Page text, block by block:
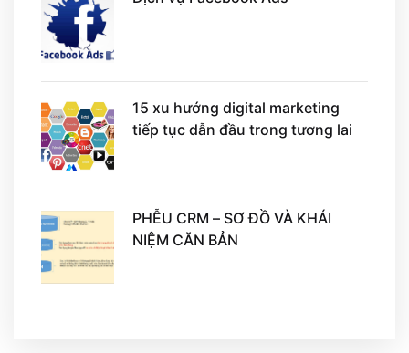
15 xu hướng digital marketing
tiếp tục dẫn đầu trong tương lai
PHỄU CRM – SƠ ĐỒ VÀ KHÁI
NIỆM CĂN BẢN